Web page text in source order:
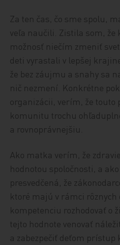
Za ten čas, čo sme spolu,
veľa naučili. Zistila som, že
možnosť niečím zmeniť
deti vyrastali v lepšej
že bez záujmu a snahy sa
nič nezmení. Konkrétne
organizácii, verím, že touto
komunitu trochu
a rovnoprávnejšiu.
Ako matka verím, že
hodnotou spoločnosti, a
presvedčená, že
ktoré majú v rámci
kompetenciu rozhodovať o
tejto hodnote venovať
a zabezpečiť deťom prístup